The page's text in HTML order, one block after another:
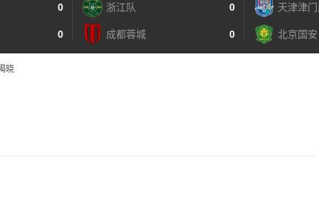
0
0
浙江队 0
成都蓉城 0
天津津
北京国安
晓